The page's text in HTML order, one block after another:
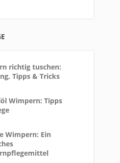
richtig tuschen:
Tipps & Tricks
Wimpern: Tipps
Wimpern: Ein